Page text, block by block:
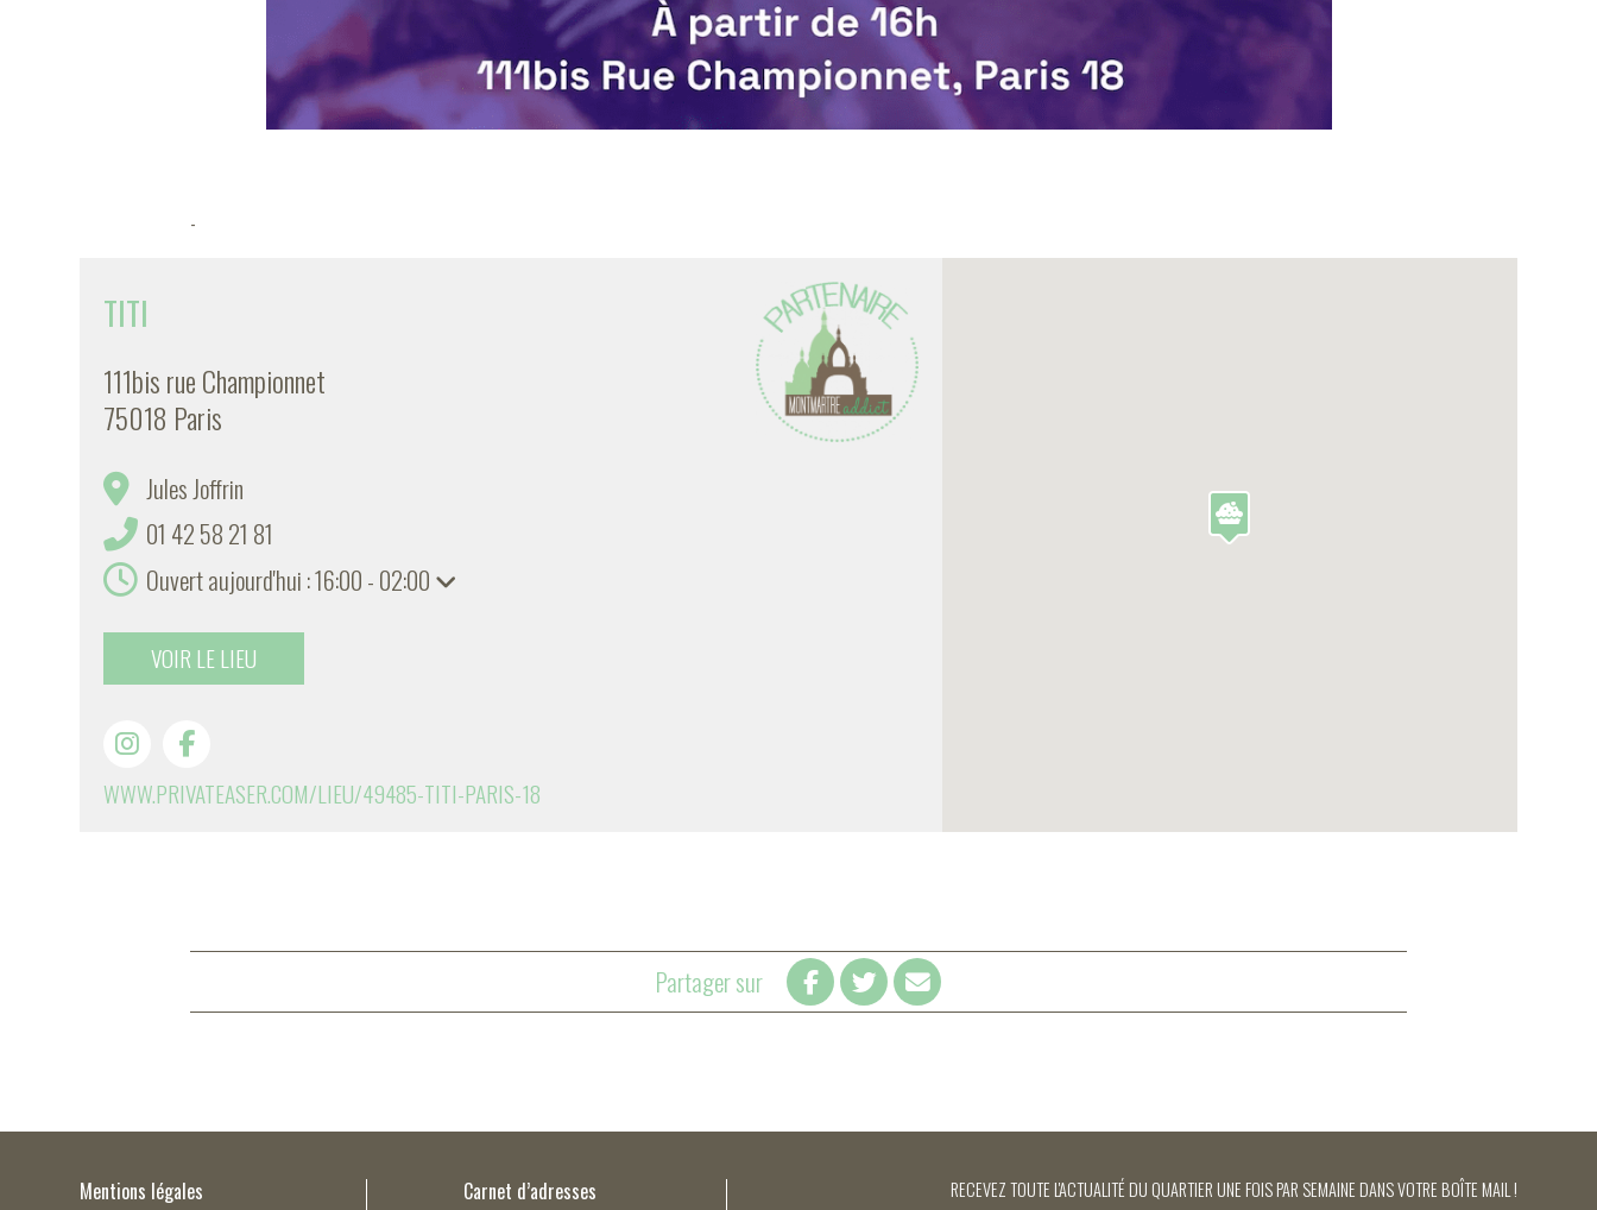
-
TITI
111bis rue Championnet
75018 Paris
Jules Joffrin
01 42 58 21 81
Ouvert aujourd'hui : 16:00 - 02:00
VOIR LE LIEU
WWW.PRIVATEASER.COM/LIEU/49485-TITI-PARIS-18
Partager sur
Mentions légales Carnet d’adresses RECEVEZ TOUTE L'ACTUALITÉ DU QUARTIER UNE FOIS PAR SEMAINE DANS VOTRE BOÎTE MAIL !